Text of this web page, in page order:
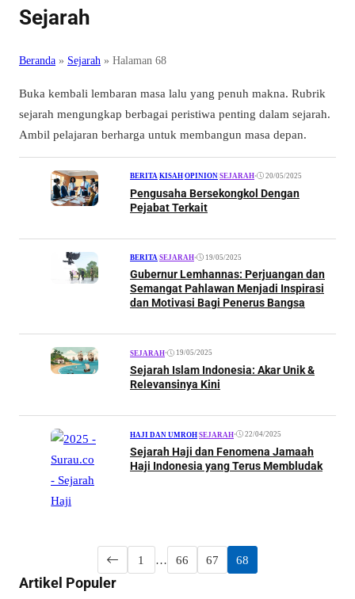
Sejarah
Beranda » Sejarah » Halaman 68
Buka kembali lembaran masa lalu yang penuh makna. Rubrik
sejarah mengungkap berbagai peristiwa penting dalam sejarah.
Ambil pelajaran berharga untuk membangun masa depan.
BERITA KISAH OPINION SEJARAH• 20/05/2025
Pengusaha Bersekongkol Dengan
Pejabat Terkait
BERITA SEJARAH• 19/05/2025
Gubernur Lemhannas: Perjuangan dan
Semangat Pahlawan Menjadi Inspirasi
dan Motivasi Bagi Penerus Bangsa
SEJARAH• 19/05/2025
Sejarah Islam Indonesia: Akar Unik &
Relevansinya Kini
HAJI DAN UMROH SEJARAH• 22/04/2025
Sejarah Haji dan Fenomena Jamaah
Haji Indonesia yang Terus Membludak
1 … 66 67 68
Artikel Populer